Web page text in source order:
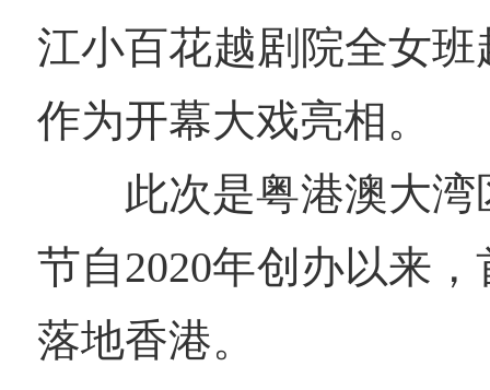
江小百花越剧院全女
作为开幕大戏亮相。
此次是粤港澳大
节自2020年创办以来
落地香港。